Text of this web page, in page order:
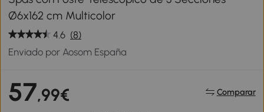
Ø6x162 cm Multicolor
4.6 (8)
Enviado por Aosom España
57,99€ Comparar